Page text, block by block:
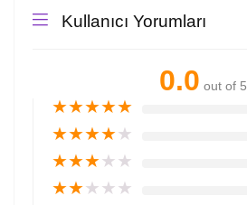
Kullanıcı Yorumları
0.0 out of 5
★★★★★
★★★★★
★★★★★
★★★★★